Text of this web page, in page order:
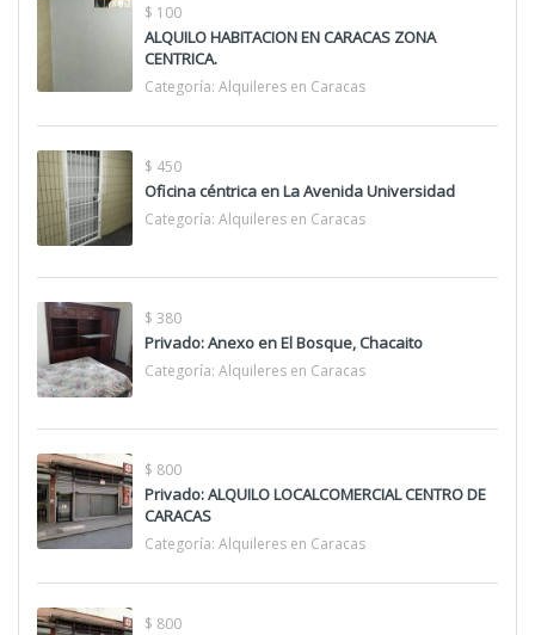
$ 100
ALQUILO HABITACION EN CARACAS ZONA
CENTRICA.
Categoría: Alquileres en Caracas
$ 450
Oficina céntrica en La Avenida Universidad
Categoría: Alquileres en Caracas
$ 380
Privado: Anexo en El Bosque, Chacaito
Categoría: Alquileres en Caracas
$ 800
Privado: ALQUILO LOCALCOMERCIAL CENTRO DE
CARACAS
Categoría: Alquileres en Caracas
$ 800